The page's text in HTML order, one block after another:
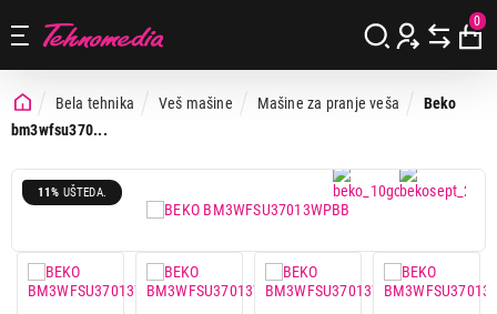
0
Bela tehnika Veš mašine Mašine za pranje veša
Beko
bm3wfsu370...
11% UŠTEDA.